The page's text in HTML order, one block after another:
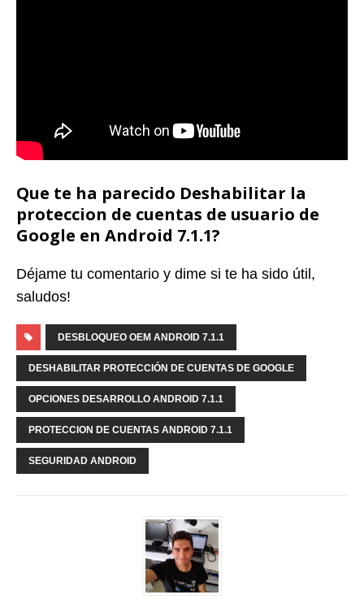
Que te ha parecido Deshabilitar la
proteccion de cuentas de usuario de
Google en Android 7.1.1?
Déjame tu comentario y dime si te ha sido útil,
saludos!
DESBLOQUEO OEM ANDROID 7.1.1
DESHABILITAR PROTECCIÓN DE CUENTAS DE GOOGLE
OPCIONES DESARROLLO ANDROID 7.1.1
PROTECCION DE CUENTAS ANDROID 7.1.1
SEGURIDAD ANDROID